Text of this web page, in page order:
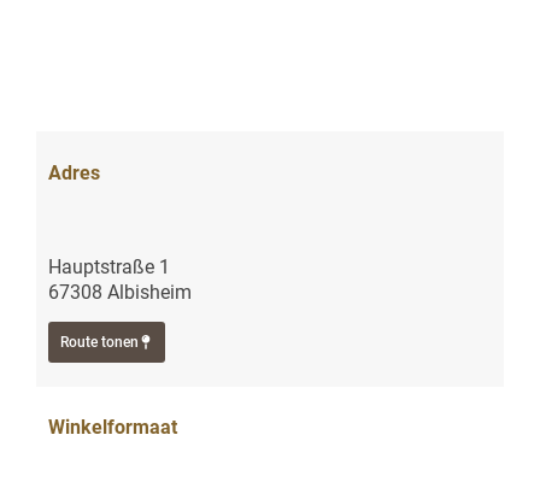
Adres
Hauptstraße 1
67308 Albisheim
Route tonen
Winkelformaat